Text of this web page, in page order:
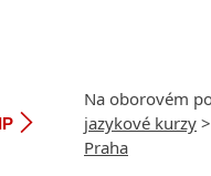
Na oborovém
jazykové kurzy >
Praha